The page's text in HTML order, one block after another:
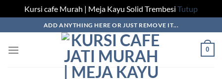
Kursi cafe Murah | Meja Kayu Solid Trembesi Tutup
to
content
ADD ANYTHING HERE OR JUST REMOVE IT...
0